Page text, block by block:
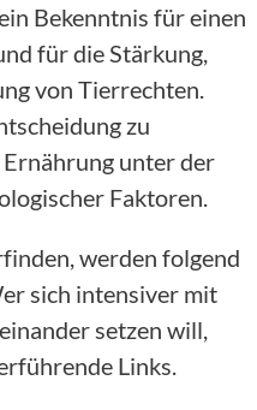
Bekenntnis für einen
für die Stärkung,
von Tierrechten.
zu
unter der
Faktoren.
werden folgend
sich intensiver mit
setzen will,
Links.